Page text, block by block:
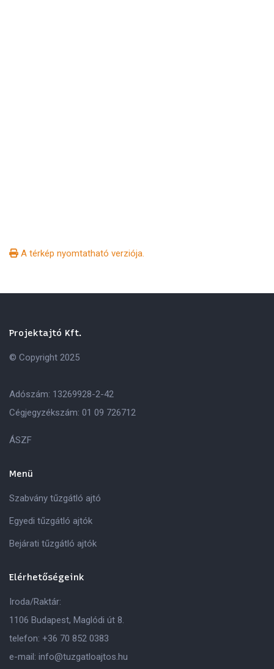
A térkép nyomtatható verziója.
Projektajtó Kft.
© Copyright 2025
Adószám: 13269928-2-42
Cégjegyzékszám: 01 09 726712
ÁSZF
Menü
Szabvány tűzgátló ajtó
Egyedi tűzgátló ajtók
Bejárati tűzgátló ajtók
Elérhetőségeink
Iroda/Raktár:
1106 Budapest, Maglódi út 8.
telefon: +36 70 852 0383
e-mail: info@tuzgatloajtos.hu